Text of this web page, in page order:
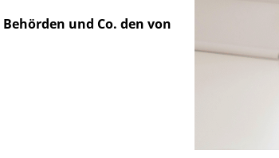
und Co. den von